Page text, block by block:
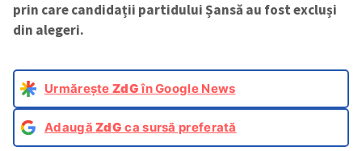
prin care candidații partidului Șansă au fost excluși
din alegeri.
Urmărește ZdGîn Google News
AdaugăZdG ca sursă preferată